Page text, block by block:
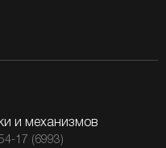
и механизмов
17 (6993)